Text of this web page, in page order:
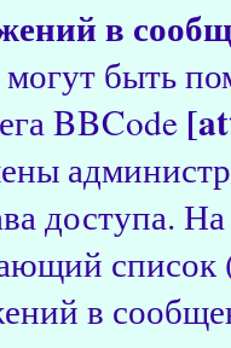
в
быть
BBCode
доступа.
список
в